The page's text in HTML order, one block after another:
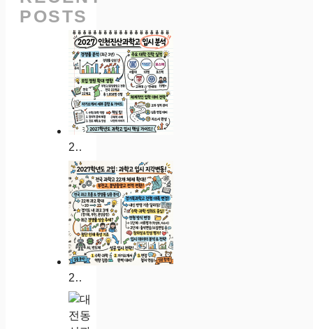
POSTS
2027 인천진산과학고 입시 분석: 경쟁률 대입 실적 자소서 가이드
2027학년도 인천과학고 입시 분석: 경쟁률 대입 실적 자소서 가이드